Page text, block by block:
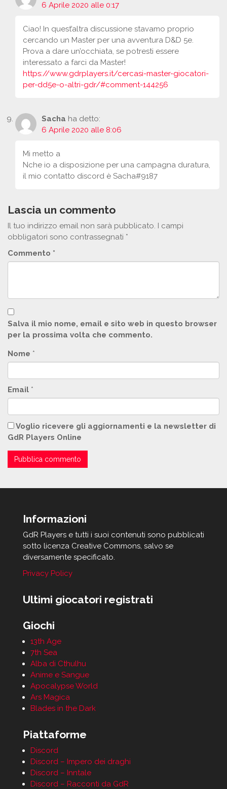
6 Aprile 2020 alle 0:17
Ciao! In quest’altra discussione stavamo proprio
cercando un Master per una avventura D&D 5e.
Prova a dare un’occhiata, se potresti essere
interessato a farci da Master!
https://www.gdrplayers.it/cercasi-master-giocatori-
per-dd5e-o-altri-gdr/#comment-144256
Sacha ha detto:
6 Aprile 2020 alle 8:06
Mi metto a
Nche io a disposizione per una campagna duratura,
il mio contatto discord è Sacha#9187
Lascia un commento
Il tuo indirizzo email non sarà pubblicato. I campi
obbligatori sono contrassegnati *
Commento *
Salva il mio nome, email e sito web in questo browser
per la prossima volta che commento.
Nome *
Email *
Voglio ricevere gli aggiornamenti e la newsletter di
GdR Players Online
Informazioni
GdR Players e tutti i suoi contenuti sono pubblicati
sotto licenza Creative Commons, salvo se
diversamente specificato.
Privacy Policy
Ultimi giocatori registrati
Giochi
13th Age
7th Sea
Alba di Cthulhu
Anime e Sangue
Apocalypse World
Ars Magica
Blades in the Dark
Piattaforme
Discord
Discord – Impero dei draghi
Discord – Inntale
Discord – Racconti da GdR